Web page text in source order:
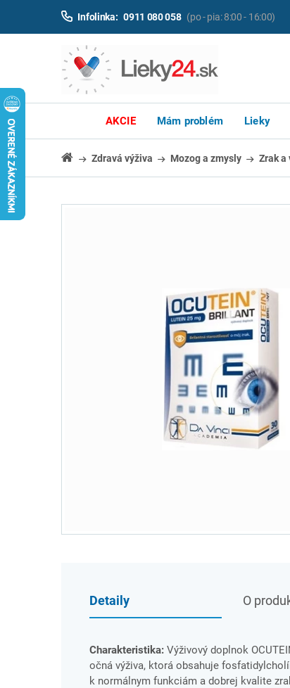
Infolinka: 0911 080 058 (po - pia: 8:00 - 16:00)
AKCIE Mám problém Lieky
Zdravá výživa Mozog a zmysly Zrak a
Detaily O
Charakteristika: Výživový doplnok
očná výživa, ktorá obsahuje
k normálnym funkciám a dobrej kvalite